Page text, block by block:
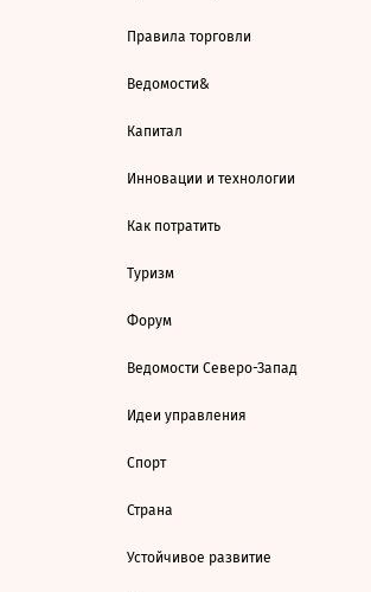
Правила торговли
Ведомости&
Капитал
Инновации и технологии
Как потратить
Туризм
Форум
Ведомости Северо-Запад
Идеи управления
Спорт
Страна
Устойчивое развитие